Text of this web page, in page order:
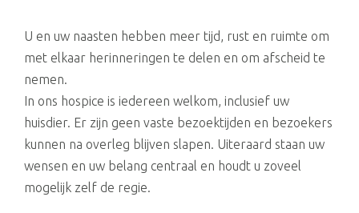
U en uw naasten hebben meer tijd, rust en ruimte om
met elkaar herinneringen te delen en om afscheid te
nemen.
In ons hospice is iedereen welkom, inclusief uw
huisdier. Er zijn geen vaste bezoektijden en bezoekers
kunnen na overleg blijven slapen. Uiteraard staan uw
wensen en uw belang centraal en houdt u zoveel
mogelijk zelf de regie.